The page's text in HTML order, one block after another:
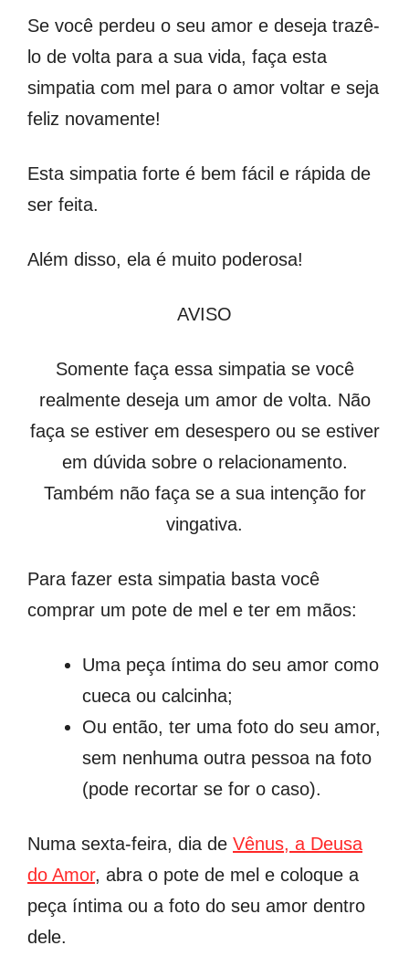
Se você perdeu o seu amor e deseja trazê-
lo de volta para a sua vida, faça esta
simpatia com mel para o amor voltar e seja
feliz novamente!
Esta simpatia forte é bem fácil e rápida de
ser feita.
Além disso, ela é muito poderosa!
AVISO
Somente faça essa simpatia se você
realmente deseja um amor de volta. Não
faça se estiver em desespero ou se estiver
em dúvida sobre o relacionamento.
Também não faça se a sua intenção for
vingativa.
Para fazer esta simpatia basta você
comprar um pote de mel e ter em mãos:
Uma peça íntima do seu amor como
cueca ou calcinha;
Ou então, ter uma foto do seu amor,
sem nenhuma outra pessoa na foto
(pode recortar se for o caso).
Numa sexta-feira, dia de Vênus, a Deusa
do Amor, abra o pote de mel e coloque a
peça íntima ou a foto do seu amor dentro
dele.